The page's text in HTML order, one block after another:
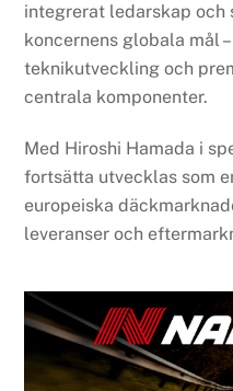
integrerat ledarskap och
koncernens globala mål
teknikutveckling och
centrala komponenter.
Med Hiroshi Hamada i
fortsätta utvecklas som
europeiska
leveranser och